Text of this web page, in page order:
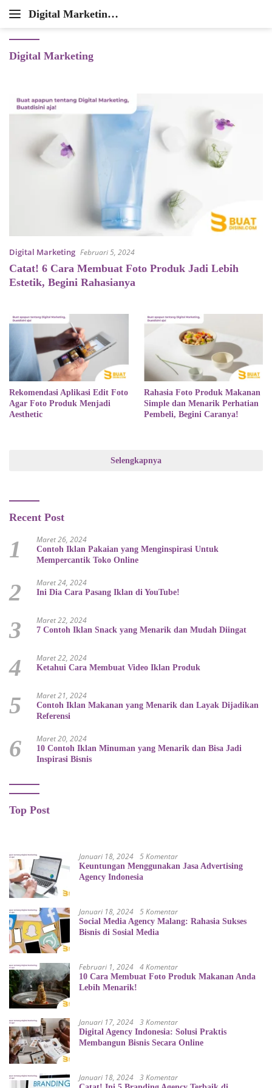
Digital Marketing
Mudahkan
Onlinemu
Digital Marketing
Digital Marketing Februari 5, 2024
Catat! 6 Cara Membuat Foto Produk Jadi Lebih
Estetik, Begini Rahasianya
Rekomendasi Aplikasi Edit Foto
Agar Foto Produk Menjadi
Aesthetic
Rahasia Foto Produk Makanan
Simple dan Menarik Perhatian
Pembeli, Begini Caranya!
Selengkapnya
Recent Post
1 Maret 26, 2024
Contoh Iklan Pakaian yang Menginspirasi Untuk
Mempercantik Toko Online
2 Maret 24, 2024
Ini Dia Cara Pasang Iklan di YouTube!
3 Maret 22, 2024
7 Contoh Iklan Snack yang Menarik dan Mudah Diingat
4 Maret 22, 2024
Ketahui Cara Membuat Video Iklan Produk
5 Maret 21, 2024
Contoh Iklan Makanan yang Menarik dan Layak Dijadikan
Referensi
6 Maret 20, 2024
10 Contoh Iklan Minuman yang Menarik dan Bisa Jadi
Inspirasi Bisnis
Top Post
Januari 18, 2024 5 Komentar
Keuntungan Menggunakan Jasa Advertising
Agency Indonesia
Januari 18, 2024 5 Komentar
Social Media Agency Malang: Rahasia Sukses
Bisnis di Sosial Media
Februari 1, 2024 4 Komentar
10 Cara Membuat Foto Produk Makanan Anda
Lebih Menarik!
Januari 17, 2024 3 Komentar
Digital Agency Indonesia: Solusi Praktis
Membangun Bisnis Secara Online
Januari 18, 2024 3 Komentar